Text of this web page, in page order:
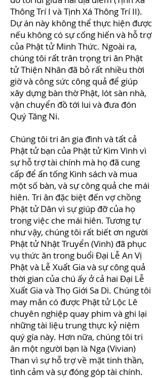
Thông Trí I và Tịnh Xá Thông Trí II).
Dự án này không thể thực hiện được
nếu không có sự cống hiến và hỗ trợ
của Phật tử Minh Thức. Ngoài ra,
chúng tôi rất trân trọng tri ân Phật
tử Thiện Nhân đã bỏ rất nhiều thời
giờ và công sức công quả để giúp
xây dựng bàn thờ Phật, lót sàn nhà,
vận chuyển đồ tới lui và đưa đón
Quý Tăng Ni.
Chúng tôi tri ân gia đình và tất cả
Phật tử bạn của Phật tử Kim Vinh vì
sự hỗ trợ tài chính mà họ đã cung
cấp để ấn tống Kinh sách và mua
một số bàn, và sự công quả che mái
hiên. Tri ân đặc biệt đến vợ chồng
Phật tử Dân vì sự giúp đỡ của họ
trong việc che mái hiên. Tương tự
như vậy, chúng tôi rất biết ơn người
Phật tử Nhật Truyển (Vinh) đã phục
vụ thức ăn trong buổi Đại Lễ An Vị
Phật và Lễ Xuất Gia và sự công quả
thời gian của chú ấy ở cả hai Đại Lễ
Xuất Gia và Thọ Giới Sa Di. Chúng tôi
may mắn có được Phật tử Lộc Lê
chuyên nghiệp quay phim và ghi lại
những tài liệu trung thực kỷ niệm
quý gía này. Hơn nữa, chúng tôi tri
ân một người bạn là Nga (Vivian)
Than vì sự hỗ trợ về mặt tinh thần,
tình cảm và sự đóng góp tài chính.